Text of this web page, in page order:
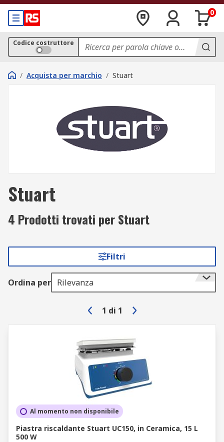
0
Codice costruttore
/ Acquista per marchio / Stuart
Stuart
4 Prodotti trovati per Stuart
Filtri
Ordina per Rilevanza
1 di 1
Al momento non disponibile
Piastra riscaldante Stuart UC150, in Ceramica, 15 L
500 W